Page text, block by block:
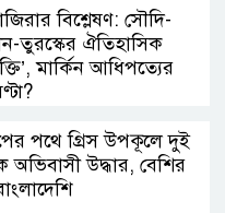
বিশ্লেষণ: সৌদি-
তুরস্কের ঐতিহাসিক
মার্কিন আধিপত্যের
পথে গ্রিস উপকূলে দুই
অভিবাসী উদ্ধার, বেশির